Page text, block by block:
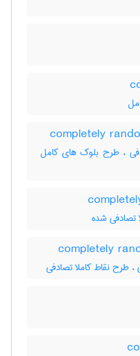
، طرح بلوک های کامل
تصادفی شده
طرح نقاط کاملا تصادفی